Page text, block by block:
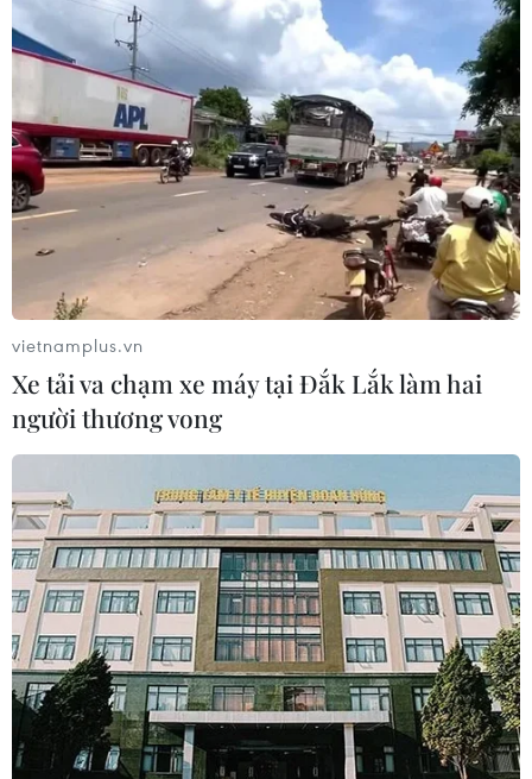
vietnamplus.vn
Xe tải va chạm xe máy tại Đắk Lắk làm hai
người thương vong